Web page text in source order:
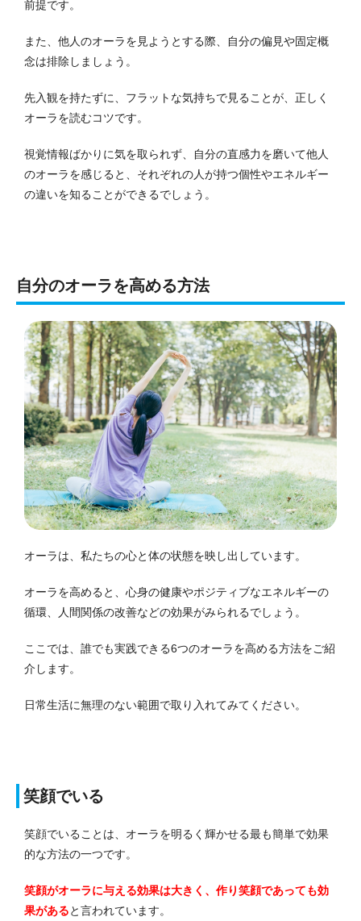
前提です。
また、他人のオーラを見ようとする際、自分の偏見や固定概
念は排除しましょう。
先入観を持たずに、フラットな気持ちで見ることが、正しく
オーラを読むコツです。
視覚情報ばかりに気を取られず、自分の直感力を磨いて他人
のオーラを感じると、それぞれの人が持つ個性やエネルギー
の違いを知ることができるでしょう。
自分のオーラを高める方法
オーラは、私たちの心と体の状態を映し出しています。
オーラを高めると、心身の健康やポジティブなエネルギーの
循環、人間関係の改善などの効果がみられるでしょう。
ここでは、誰でも実践できる6つのオーラを高める方法をご紹
介します。
日常生活に無理のない範囲で取り入れてみてください。
笑顔でいる
笑顔でいることは、オーラを明るく輝かせる最も簡単で効果
的な方法の一つです。
笑顔がオーラに与える効果は大きく、作り笑顔であっても効
果があると言われています。